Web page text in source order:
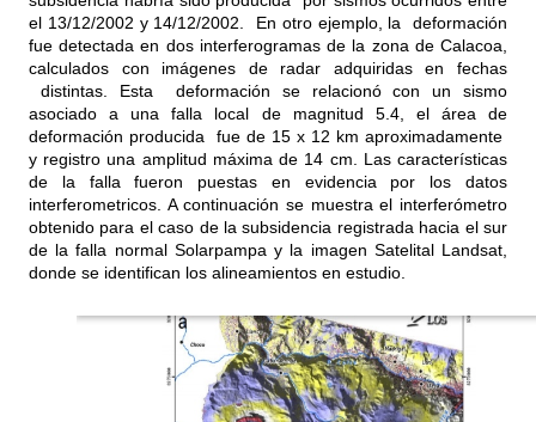
el 13/12/2002 y 14/12/2002. En otro ejemplo, la deformación
fue detectada en dos interferogramas de la zona de Calacoa,
calculados con imágenes de radar adquiridas en fechas
distintas. Esta deformación se relacionó con un sismo
asociado a una falla local de magnitud 5.4, el área de
deformación producida fue de 15 x 12 km aproximadamente
y registro una amplitud máxima de 14 cm. Las características
de la falla fueron puestas en evidencia por los datos
interferometricos. A continuación se muestra el interferómetro
obtenido para el caso de la subsidencia registrada hacia el sur
de la falla normal Solarpampa y la imagen Satelital Landsat,
donde se identifican los alineamientos en estudio.